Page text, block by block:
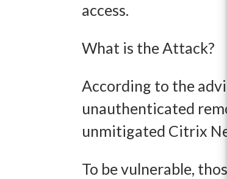
access.
What is the Attack?
According to the
unauthenticated
unmitigated Citrix
To be vulnerable,